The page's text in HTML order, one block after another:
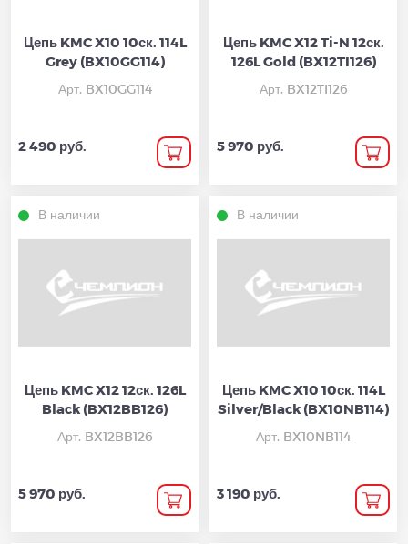
Цепь KMC X10 10ск. 114L
Grey (BX10GG114)
Арт. BX10GG114
2 490 руб.
Цепь KMC X12 Ti-N 12ск.
126L Gold (BX12TI126)
Арт. BX12TI126
5 970 руб.
В наличии
Цепь KMC X12 12ск. 126L
Black (BX12BB126)
Арт. BX12BB126
5 970 руб.
В наличии
Цепь KMC X10 10ск. 114L
Silver/Black (BX10NB114)
Арт. BX10NB114
3 190 руб.